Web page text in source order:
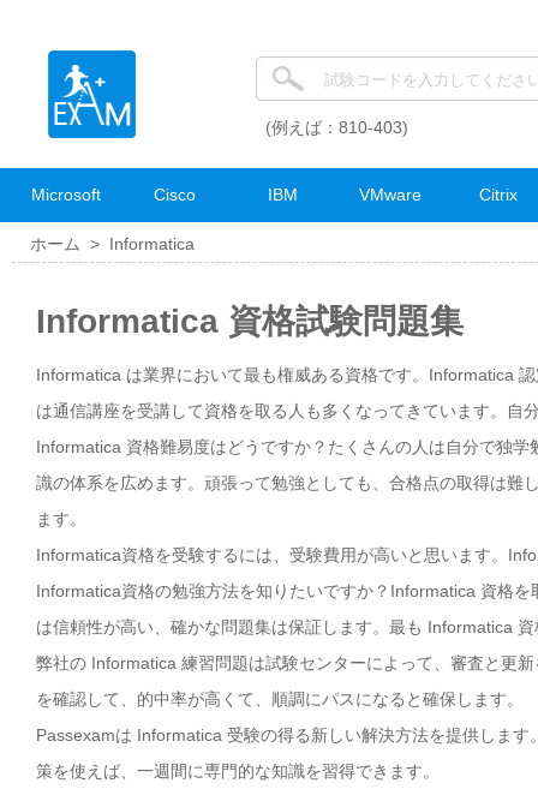
(例えば：810-403)
Microsoft Cisco IBM VMware Citrix
ホーム > Informatica
Informatica 資格試験問題集
Informatica は業界において最も権威ある資格です。Informatica
は通信講座を受講して資格を取る人も多くなってきています。
Informatica 資格難易度はどうですか？たくさんの人は自分で独
識の体系を広めます。頑張って勉強としても、合格点の取得は
ます。
Informatica資格を受験するには、受験費用が高いと思います。
Informatica資格の勉強方法を知りたいですか？Informatica 資格
は信頼性が高い、確かな問題集は保証します。最も Informatica
弊社の Informatica 練習問題は試験センターによって、審査と更
を確認して、的中率が高くて、順調にパスになると確保します。
Passexamは Informatica 受験の得る新しい解決方法を提供しま
策を使えば、一週間に専門的な知識を習得できます。